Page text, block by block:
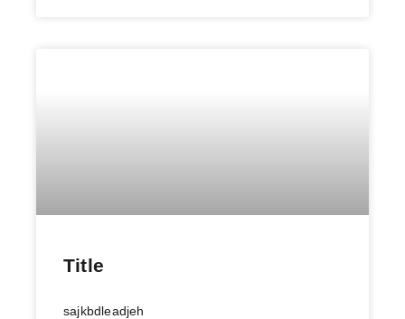
Title
sajkbdleadjeh